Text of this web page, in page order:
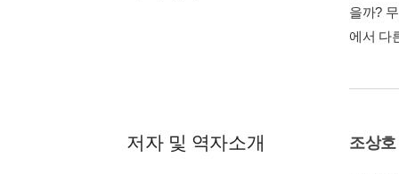
을까?
에서 다
저자 및 역자소개 조상호